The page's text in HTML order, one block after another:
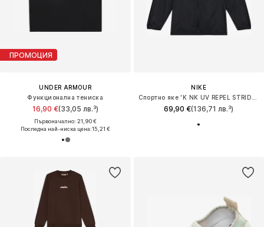
ПРОМОЦИЯ
UNDER ARMOUR
Функционална тениска
16,90 €(33,05 лв.³)
Първоначално: 21,90 €
Последна най-ниска цена:15,21 €
NIKE
69,90 €(136,71 лв.³)